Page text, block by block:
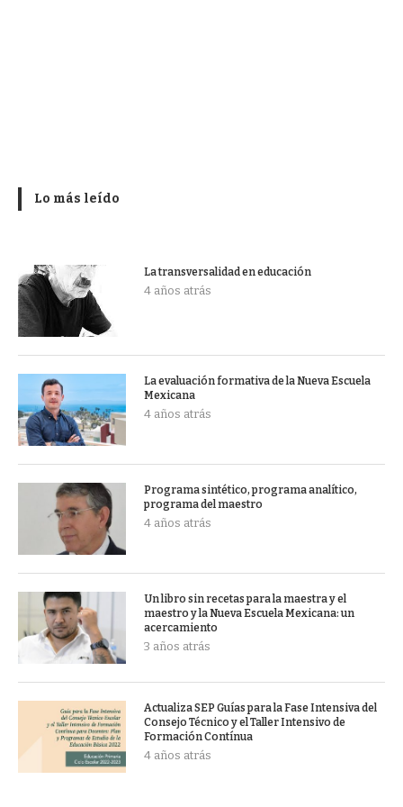
Lo más leído
La transversalidad en educación
4 años atrás
La evaluación formativa de la Nueva Escuela
Mexicana
4 años atrás
Programa sintético, programa analítico,
programa del maestro
4 años atrás
Un libro sin recetas para la maestra y el
maestro y la Nueva Escuela Mexicana: un
acercamiento
3 años atrás
Actualiza SEP Guías para la Fase Intensiva del
Consejo Técnico y el Taller Intensivo de
Formación Contínua
4 años atrás